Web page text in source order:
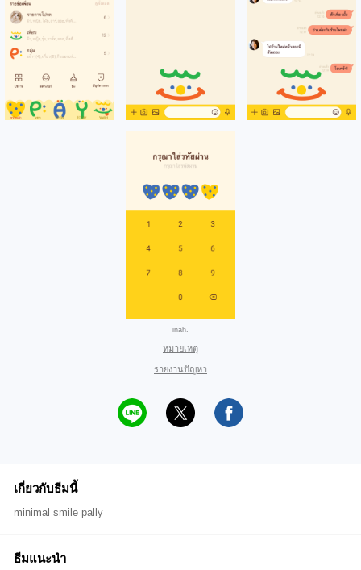
inah.
หมายเหตุ
รายงานปัญหา
เกี่ยวกับธีมนี้
minimal smile pally
ธีมแนะนำ